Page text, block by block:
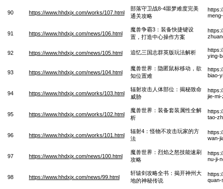
90 https://www.hhdxjx.com/works/107.html
部落守卫战8-4噩梦难度完美
通关攻略
91 https://www.hhdxjx.com/news/106.html
魔兽争霸3：装备快捷键设
置，打造中心操作方案
92 https://www.hhdxjx.com/news/105.html 追忆三国志群英版玩法解析
ying-
93 https://www.hhdxjx.com/news/104.html
魔兽世界：隐匿鼠标移动，欲
知位置难
biao-
94 https://www.hhdxjx.com/works/103.html
辐射攻击人体部位：揭秘致命
威胁
jie-
95 https://www.hhdxjx.com/works/102.html
魔兽世界：装备套装属性全解
析
tao-
96 https://www.hhdxjx.com/works/101.html
辐射4：怪物不攻击玩家的方
法
wan-
97 https://www.hhdxjx.com/news/100.html
魔兽世界：烈焰之怒技能速刷
攻略
nu-ji-
98 https://www.hhdxjx.com/news/99.html
轩辕剑攻略全书：揭开神州大
地的神秘传说
quan-